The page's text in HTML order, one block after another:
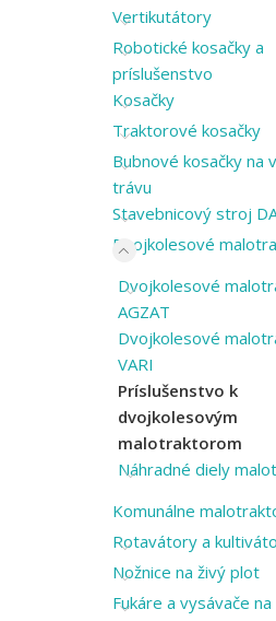
Vertikutátory
Robotické kosačky a
príslušenstvo
Kosačky
Traktorové kosačky
Bubnové kosačky na
trávu
Stavebnicový stroj
Dvojkolesové
Dvojkolesové
AGZAT
Dvojkolesové
VARI
Príslušenstvo k
dvojkolesovým
malotraktorom
Náhradné diely
Komunálne
Rotavátory a
Nožnice na živý plot
Fukáre a vysávače